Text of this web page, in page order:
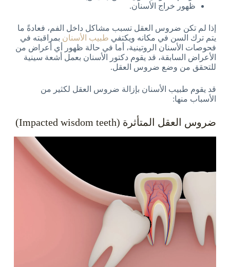
ظهور خراج الأسنان.
إذا لم تكن ضروس العقل تسبب مشاكل داخل الفم، فعادةً ما
يتم ترك السن في مكانه ويكتفي طبيب الأسنان بمراقبته في
فحوصات الأسنان الروتينية، أما في حالة ظهور أي أعراض من
الأعراض السابقة، قد يقوم دكتور الأسنان بعمل أشعة سينية
للتحقق من وضع ضروس العقل.
قد يقوم طبيب الأسنان بإزالة ضروس العقل لكثير من
الأسباب منها:
ضروس العقل المتأثرة (Impacted wisdom teeth)